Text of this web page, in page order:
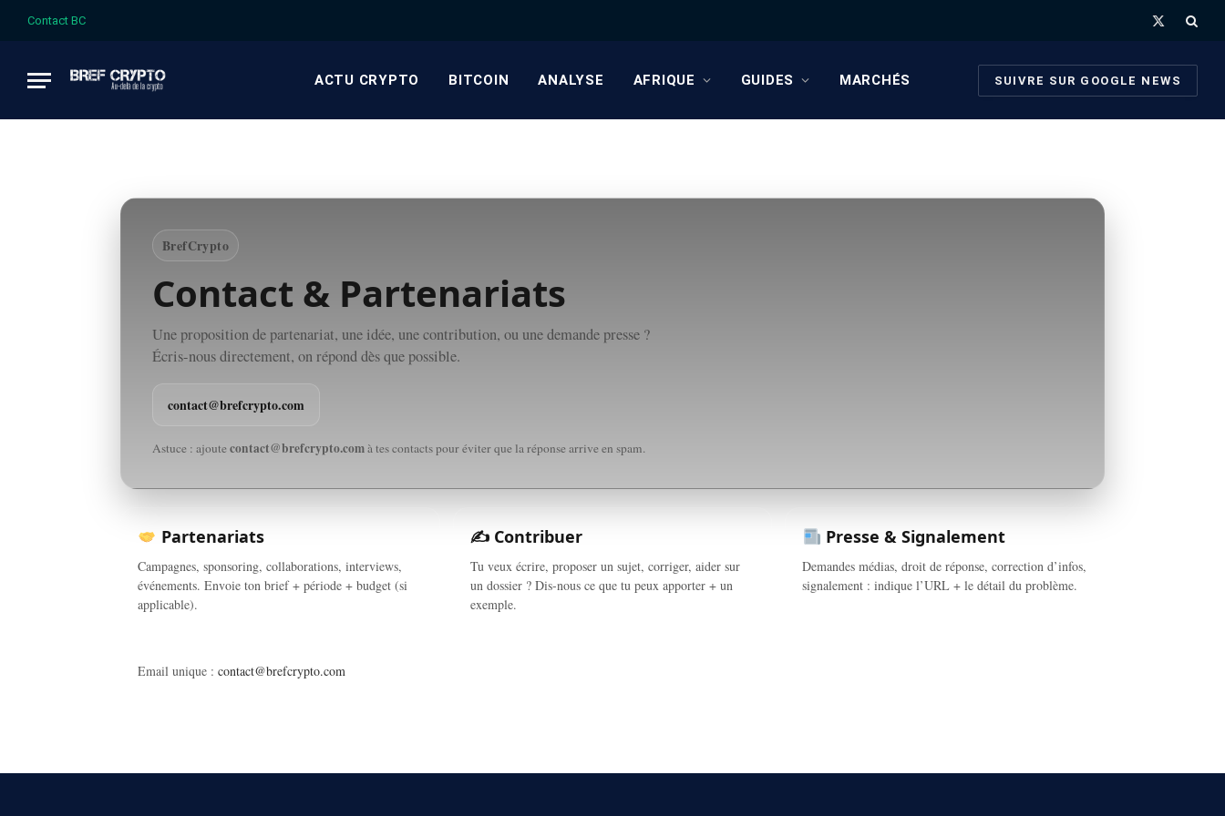
Contact BC
X
ACTU CRYPTO BITCOIN ANALYSE AFRIQUE GUIDES MARCHÉS SUIVRE SUR GOOGLE NEWS
BrefCrypto
Contact & Partenariats
Une proposition de partenariat, une idée, une contribution, ou une demande presse ?
Écris-nous directement, on répond dès que possible.
contact@brefcrypto.com
Astuce : ajoute contact@brefcrypto.comà tes contacts pour éviter que la réponse arrive en spam.
Partenariats
Campagnes, sponsoring, collaborations, interviews,
événements. Envoie ton brief + période + budget (si
applicable).
✍️ Contribuer
Tu veux écrire, proposer un sujet, corriger, aider sur
un dossier ? Dis-nous ce que tu peux apporter + un
exemple.
Presse & Signalement
Demandes médias, droit de réponse, correction d’infos,
signalement : indique l’URL + le détail du problème.
Email unique : contact@brefcrypto.com